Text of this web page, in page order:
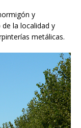
y
la localidad y
metálicas.